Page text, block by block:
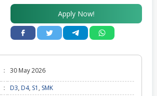
Apply Now!
: 30 May 2026
: D3, D4, S1 , SMK